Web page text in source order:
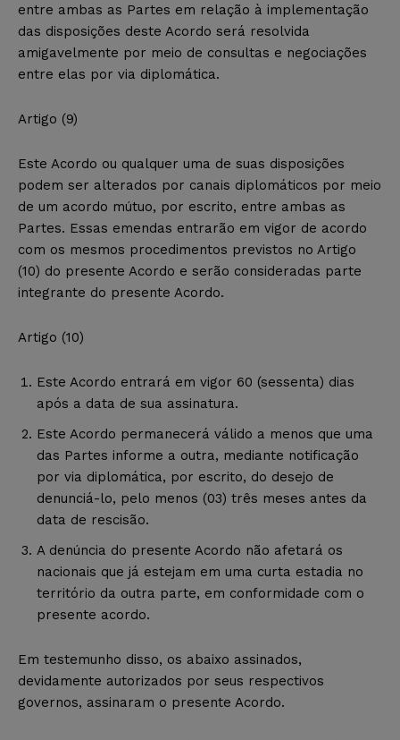
entre ambas as Partes em relação à implementação
das disposições deste Acordo será resolvida
amigavelmente por meio de consultas e negociações
entre elas por via diplomática.
Artigo (9)
Este Acordo ou qualquer uma de suas disposições
podem ser alterados por canais diplomáticos por meio
de um acordo mútuo, por escrito, entre ambas as
Partes. Essas emendas entrarão em vigor de acordo
com os mesmos procedimentos previstos no Artigo
(10) do presente Acordo e serão consideradas parte
integrante do presente Acordo.
Artigo (10)
Este Acordo entrará em vigor 60 (sessenta) dias
após a data de sua assinatura.
Este Acordo permanecerá válido a menos que uma
das Partes informe a outra, mediante notificação
por via diplomática, por escrito, do desejo de
denunciá-lo, pelo menos (03) três meses antes da
data de rescisão.
A denúncia do presente Acordo não afetará os
nacionais que já estejam em uma curta estadia no
território da outra parte, em conformidade com o
presente acordo.
Em testemunho disso, os abaixo assinados,
devidamente autorizados por seus respectivos
governos, assinaram o presente Acordo.